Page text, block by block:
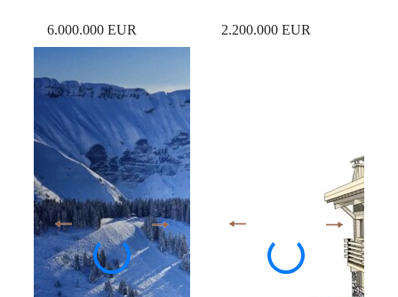
6.000.000 EUR 2.200.000 EUR